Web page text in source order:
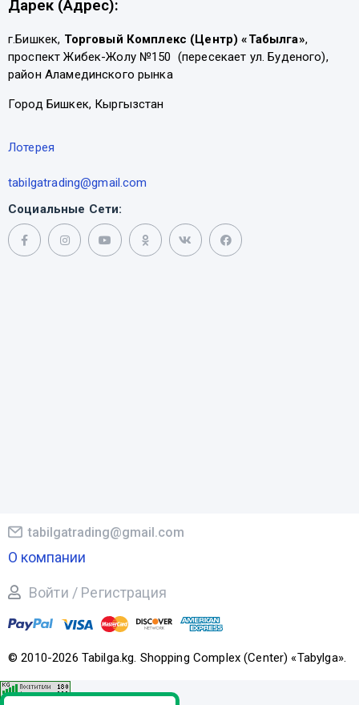
Дарек (Адрес):
г.Бишкек, Торговый Комплекс (Центр) «Табылга»,
проспект Жибек-Жолу №150 (пересекает ул. Буденого),
район Аламединского рынка
Город Бишкек, Кыргызстан
Лотерея
tabilgatrading@gmail.com
Социальные Сети:
© 2010-2026 Tabilga.kg. Shopping Complex (Center) «Tabylga».
tabilgatrading@gmail.com
О компании
Войти / Регистрация